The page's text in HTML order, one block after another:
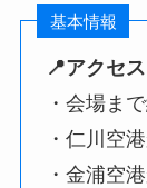
基本情報
📍アクセス
・会場ま
・仁川空
・金浦空